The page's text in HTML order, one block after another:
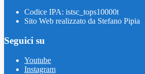
Codice IPA: istsc_tops10000t
Sito Web realizzato da Stefano Pipia
Seguici su
Youtube
Instagram